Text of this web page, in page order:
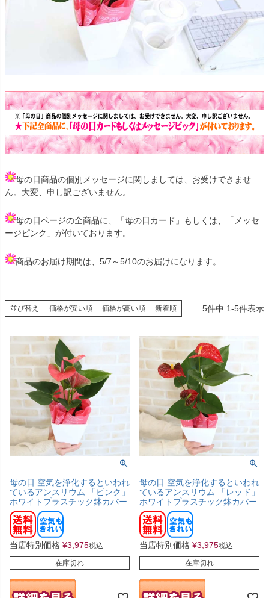
母の日商品の個別メッセージに関しましては、お受けできませ
ん。大変、申し訳ございません。
母の日ページの全商品に、「母の日カード」もしくは、「メッセ
ージピンク」が付いております。
商品のお届け期間は、5/7～5/10のお届けになります。
並び替え 価格が安い順 価格が高い順 新着順 5件中 1-5件表示
母の日 空気を浄化するといわれ
ているアンスリウム 「ピンク」
ホワイトプラスチック鉢カバー
当店特別価格 ¥3,975税込
在庫切れ
母の日 空気を浄化するといわれ
ているアンスリウム 「レッド」
ホワイトプラスチック鉢カバー
当店特別価格 ¥3,975税込
在庫切れ